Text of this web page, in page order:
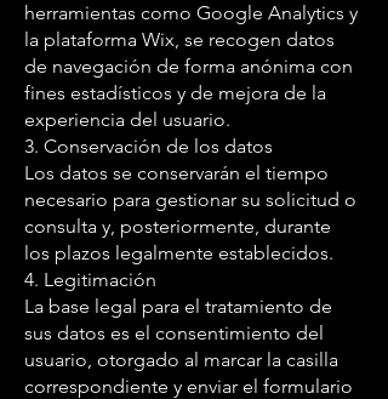
herramientas como Google Analytics y
la plataforma Wix, se recogen datos
de navegación de forma anónima con
fines estadísticos y de mejora de la
experiencia del usuario.
3. Conservación de los datos
Los datos se conservarán el tiempo
necesario para gestionar su solicitud o
consulta y, posteriormente, durante
los plazos legalmente establecidos.
4. Legitimación
La base legal para el tratamiento de
sus datos es el consentimiento del
usuario, otorgado al marcar la casilla
correspondiente y enviar el formulario